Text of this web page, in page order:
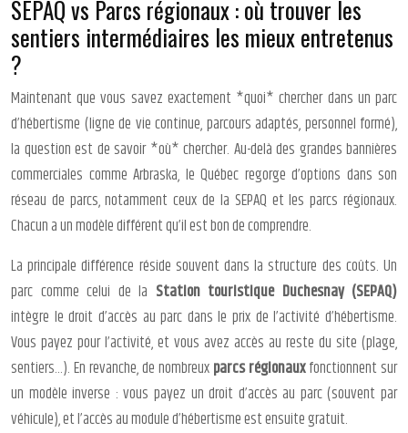
SEPAQ vs Parcs régionaux : où trouver les
sentiers intermédiaires les mieux entretenus
?
Maintenant que vous savez exactement *quoi* chercher dans un parc
d’hébertisme (ligne de vie continue, parcours adaptés, personnel formé),
la question est de savoir *où* chercher. Au-delà des grandes bannières
commerciales comme Arbraska, le Québec regorge d’options dans son
réseau de parcs, notamment ceux de la SEPAQ et les parcs régionaux.
Chacun a un modèle différent qu’il est bon de comprendre.
La principale différence réside souvent dans la structure des coûts. Un
parc comme celui de la Station touristique Duchesnay (SEPAQ)
intègre le droit d’accès au parc dans le prix de l’activité d’hébertisme.
Vous payez pour l’activité, et vous avez accès au reste du site (plage,
sentiers…). En revanche, de nombreuxparcs régionauxfonctionnent sur
un modèle inverse : vous payez un droit d’accès au parc (souvent par
véhicule), et l’accès au module d’hébertisme est ensuite gratuit.